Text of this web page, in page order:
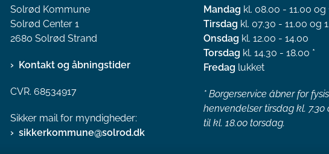
Solrød Kommune
Solrød Center 1
2680 Solrød Strand
Kontakt og åbningstider
CVR. 68534917
Sikker mail for myndigheder:
sikkerkommune@solrod.dk
Mandag kl. 08.00 - 11.00 og
Tirsdag kl. 07.30 - 11.00 og
Onsdag kl. 12.00 - 14.00
Torsdag kl. 14.30 - 18.00 *
Fredag lukket
* Borgerservice åbner for
henvendelser tirsdag kl.
til kl. 18.00 torsdag.